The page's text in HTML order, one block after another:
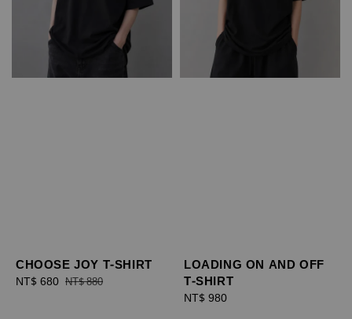
CHOOSE JOY T-SHIRT
Sale
NT$ 680 Regular
NT$ 880
LOADING ON AND OFF
T-SHIRT
Regular
NT$ 980